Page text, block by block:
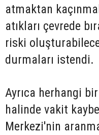
atmaktan
atıkları çevrede
riski
durmaları istendi.
Ayrıca herhangi
halinde vakit
Merkezi'nin